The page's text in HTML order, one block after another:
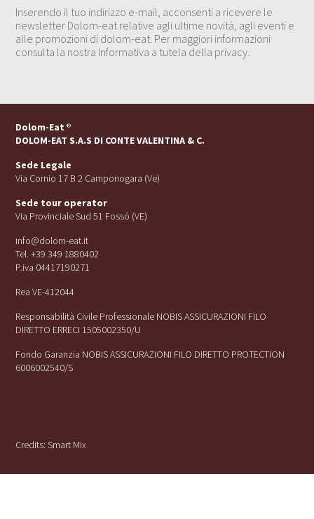
Inserendo il tuo indirizzo e-mail, acconsenti a ricevere le
newsletter Dolom-eat relative agli ultime novità, agli eventi e
alle promozioni di dolom-eat. Per maggiori informazioni
consulta la nostra Informativa a tutela della privacy.
Dolom-Eat ®
DOLOM-EAT S.A.S DI CONTE VALENTINA & C.
Sede Legale
Via Cornio 17 B 2 Camponogara (Ve)
Sede tour operator
Via Provinciale Sud 51 Fossó (VE)
info@dolom-eat.it
Tel. +39 349 1880402
P.iva 04417190271
Rea VE-412044
Responsabilità Civile Professionale NOBIS ASSICURAZIONI FILO
DIRETTO ERRECI 1505002350/U
Fondo Garanzia NOBIS ASSICURAZIONI FILO DIRETTO PROTECTION
6006002540/S
Credits:Smart Mix